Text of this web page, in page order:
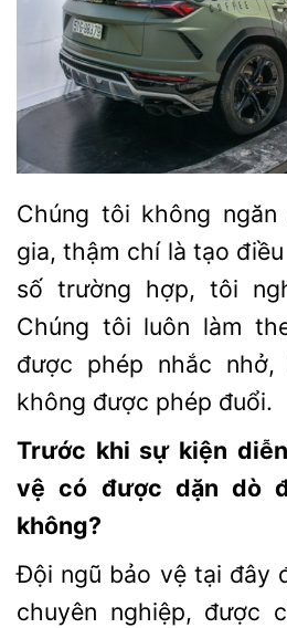
Chúng tôi không
gia, thậm chí là tạo
số trường hợp, tôi
Chúng tôi luôn làm
được phép nhắc
không được phép đuổi.
Trước khi sự kiện
vệ có được dặn dò
không?
Đội ngũ bảo vệ tại đây
chuyên nghiệp, được